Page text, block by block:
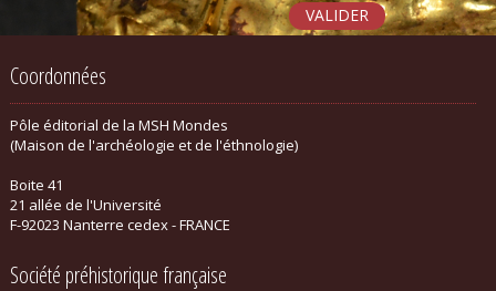
Coordonnées
Pôle éditorial de la MSH Mondes
(Maison de l'archéologie et de l'éthnologie)
Boite 41
21 allée de l'Université
F-92023 Nanterre cedex - FRANCE
Société préhistorique française